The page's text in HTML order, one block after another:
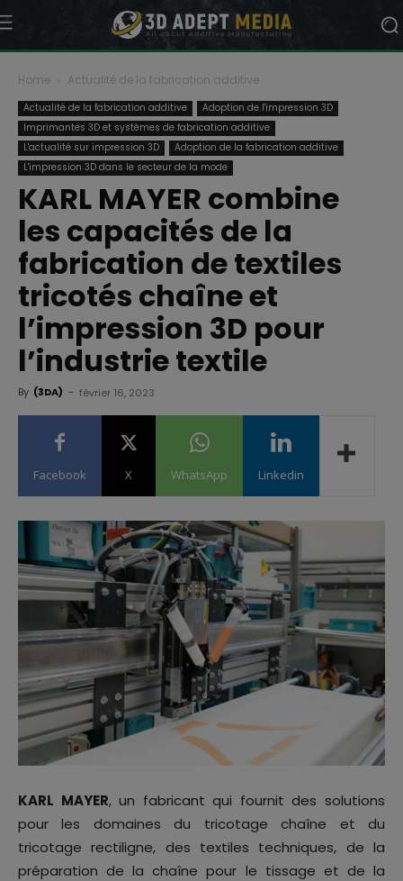
Home Actualité de la fabrication additive
Actualité de la fabrication additive
Adoption de l'impression 3D
Imprimantes 3D et systèmes de fabrication additive
L'actualité sur impression 3D
Adoption de la fabrication additive
L'impression 3D dans le secteur de la mode
KARL MAYER combine
les capacités de la
fabrication de textiles
tricotés chaîne et
l’impression 3D pour
l’industrie textile
By (3DA) - février 16, 2023
Facebook X WhatsApp Linkedin
KARL MAYER, un fabricant qui fournit des solutions
pour les domaines du tricotage chaîne et du
tricotage rectiligne, des textiles techniques, de la
préparation de la chaîne pour le tissage et de la